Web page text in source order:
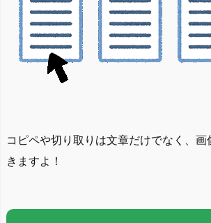
コピペや切り取りは文章だけでなく、
きますよ！